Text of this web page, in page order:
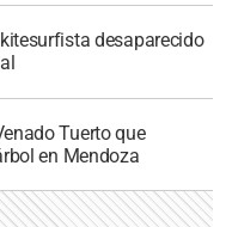
desaparecido
Tuerto que
en Mendoza